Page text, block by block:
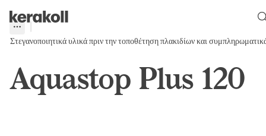
Go to Homepage
More
Toggle menu
Στεγανοποιητικά υλικά πριν την τοποθέτηση πλακιδίων και
Aquastop Plus 120